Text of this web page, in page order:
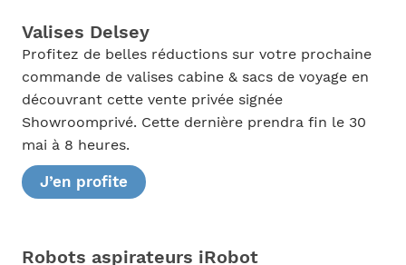
Valises Delsey
Profitez de belles réductions sur votre prochaine
commande de valises cabine & sacs de voyage en
découvrant cette vente privée signée
Showroomprivé. Cette dernière prendra fin le 30
mai à 8 heures.
J’en profite
Robots aspirateurs iRobot